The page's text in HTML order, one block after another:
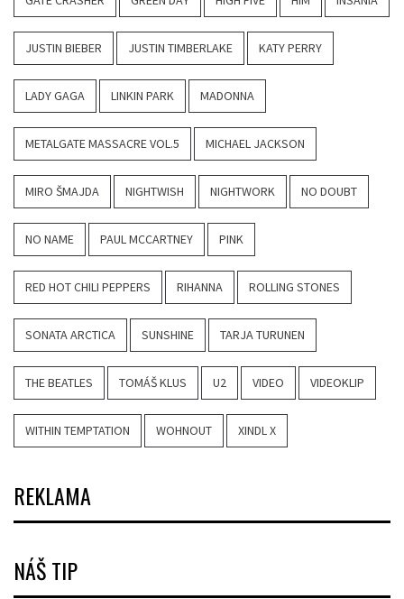
JUSTIN BIEBER JUSTIN TIMBERLAKE KATY PERRY
LADY GAGA LINKIN PARK MADONNA
METALGATE MASSACRE VOL.5 MICHAEL JACKSON
MIRO ŠMAJDA NIGHTWISH NIGHTWORK NO DOUBT
NO NAME PAUL MCCARTNEY PINK
RED HOT CHILI PEPPERS RIHANNA ROLLING STONES
SONATA ARCTICA SUNSHINE TARJA TURUNEN
THE BEATLES TOMÁŠ KLUS U2 VIDEO VIDEOKLIP
WITHIN TEMPTATION WOHNOUT XINDL X
REKLAMA
NÁŠ TIP